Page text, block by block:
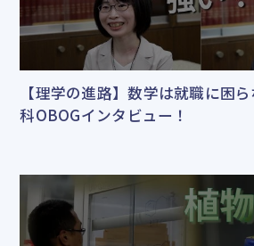
【理学の進路】数学は就職に困
科OBOGインタビュー！